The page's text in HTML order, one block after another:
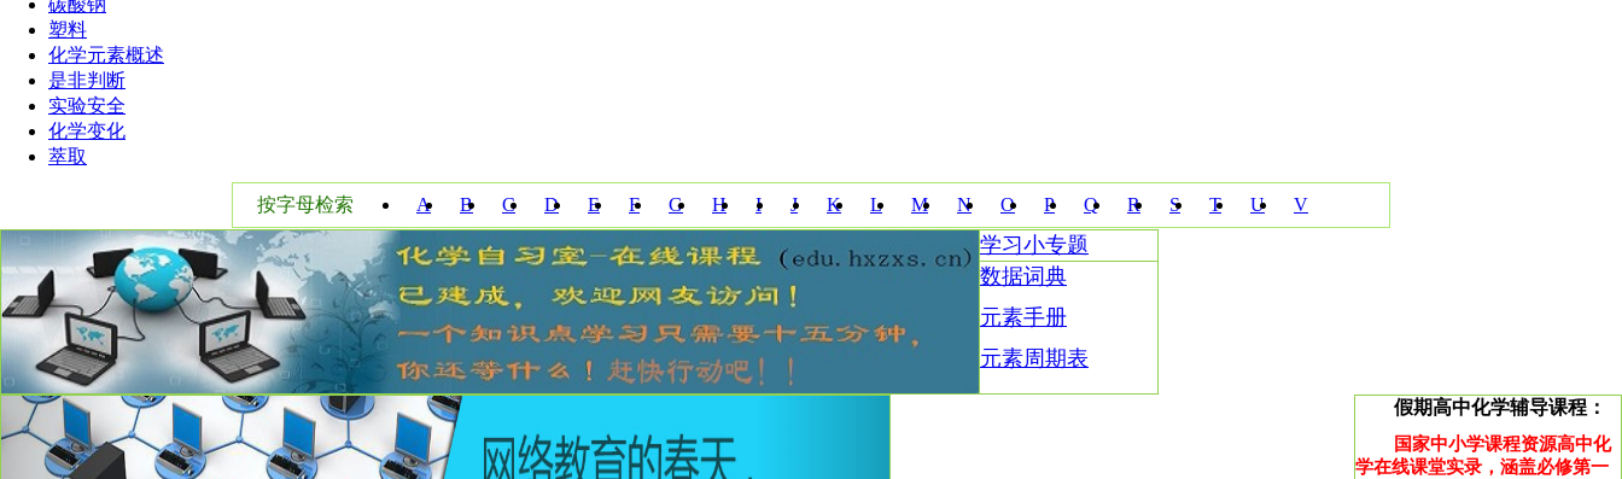
碳酸钠
塑料
化学元素概述
是非判断
实验安全
化学变化
萃取
按字母检索 A B C D E F G H I J K L M N O P Q R S T U V
W X Y Z
学习小专题
数据词典
元素手册
元素周期表
Previous 假期高中化学辅导课程：
国家中小学课程资源高中化
学在线课堂实录，涵盖必修第一